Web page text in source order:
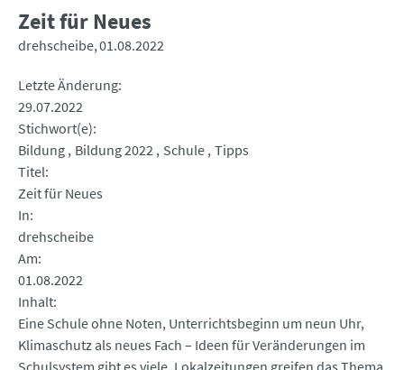
Zeit für Neues
drehscheibe 01.08.2022
Letzte Änderung
29.07.2022
Stichwort(e)
Bildung Bildung 2022 Schule Tipps
Titel
Zeit für Neues
In
drehscheibe
Am
01.08.2022
Inhalt
Eine Schule ohne Noten, Unterrichtsbeginn um neun Uhr,
Klimaschutz als neues Fach – Ideen für Veränderungen im